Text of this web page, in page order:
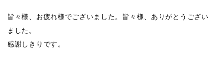
皆々様、お疲れ様でございました。皆々様、ありがとうござい
ました。
感謝しきりです。